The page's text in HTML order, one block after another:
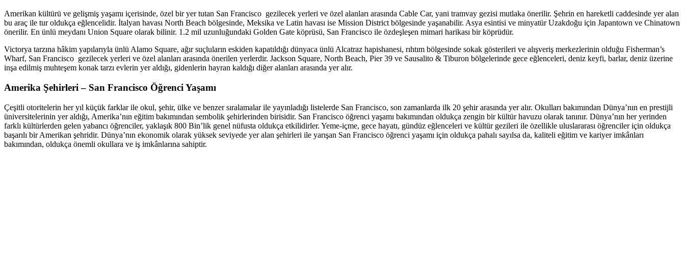
Amerikan kültürü ve gelişmiş yaşamı içerisinde, özel bir yer tutan San Francisco gezilecek yerleri ve özel alanları arasında Cable Car, yani tramvay gezisi mutlaka önerilir. Şehrin en hareketli caddesinde yer alan
bu araç ile tur oldukça eğlencelidir. İtalyan havası North Beach bölgesinde, Meksika ve Latin havası ise Mission District bölgesinde yaşanabilir. Asya esintisi ve minyatür Uzakdoğu için Japantown ve Chinatown
önerilir. En ünlü meydanı Union Square olarak bilinir. 1.2 mil uzunluğundaki Golden Gate köprüsü, San Francisco ile özdeşleşen mimari harikası bir köprüdür.
Victorya tarzına hâkim yapılarıyla ünlü Alamo Square, ağır suçluların eskiden kapatıldığı dünyaca ünlü Alcatraz hapishanesi, rıhtım bölgesinde sokak gösterileri ve alışveriş merkezlerinin olduğu Fisherman’s
Wharf, San Francisco gezilecek yerleri ve özel alanları arasında önerilen yerlerdir. Jackson Square, North Beach, Pier 39 ve Sausalito & Tiburon bölgelerinde gece eğlenceleri, deniz keyfi, barlar, deniz üzerine
inşa edilmiş muhteşem konak tarzı evlerin yer aldığı, gidenlerin hayran kaldığı diğer alanları arasında yer alır.
Amerika Şehirleri – San Francisco Öğrenci Yaşamı
Çeşitli otoritelerin her yıl küçük farklar ile okul, şehir, ülke ve benzer sıralamalar ile yayınladığı listelerde San Francisco, son zamanlarda ilk 20 şehir arasında yer alır. Okulları bakımından Dünya’nın en prestijli
üniversitelerinin yer aldığı, Amerika’nın eğitim bakımından sembolik şehirlerinden birisidir. San Francisco öğrenci yaşamı bakımından oldukça zengin bir kültür havuzu olarak tanınır. Dünya’nın her yerinden
farklı kültürlerden gelen yabancı öğrenciler, yaklaşık 800 Bin’lik genel nüfusta oldukça etkilidirler. Yeme-içme, gece hayatı, gündüz eğlenceleri ve kültür gezileri ile özellikle uluslararası öğrenciler için oldukça
başarılı bir Amerikan şehridir. Dünya’nın ekonomik olarak yüksek seviyede yer alan şehirleri ile yarışan San Francisco öğrenci yaşamı için oldukça pahalı sayılsa da, kaliteli eğitim ve kariyer imkânları
bakımından, oldukça önemli okullara ve iş imkânlarına sahiptir.